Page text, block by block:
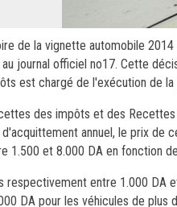
de la vignette automobile
journal officiel no17. Cette
est chargé de l'exécution de
des impôts et des
annuel, le prix de
1.500 et 8.000 DA en fonction
entre 1.000 DA
DA pour les véhicules de